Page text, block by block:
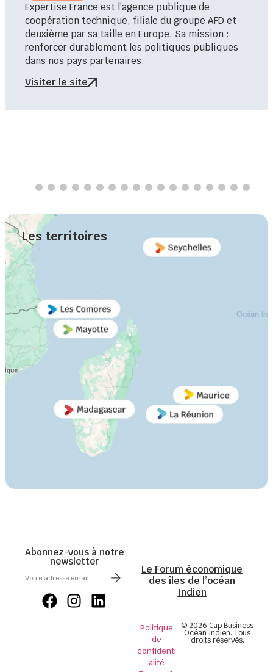
Expertise France est l’agence publique de
coopération technique, filiale du groupe AFD et
deuxième par sa taille en Europe. Sa mission :
renforcer durablement les politiques publiques
dans nos pays partenaires.
Visiter le site
Les territoires
Abonnez-vous à notre
newsletter
Le Forum économique
des îles de l’océan
Indien
Politique
de
confidenti
alité
© 2026 Cap Business
Océan Indien. Tous
droits réservés.